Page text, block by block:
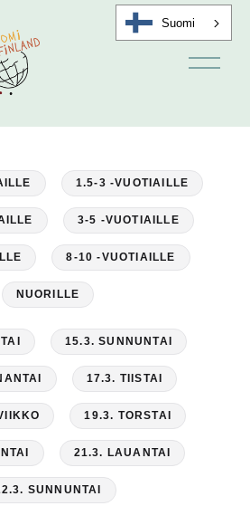
A
v
1.5-3 -VUOTIAILLE
3-5 -VUOTIAILLE
8-10 -VUOTIAILLE
NUORILLE
15.3. SUNNUNTAI
17.3. TIISTAI
19.3. TORSTAI
21.3. LAUANTAI
SUNNUNTAI
Suomi